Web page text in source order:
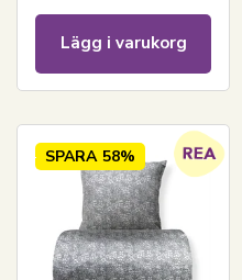
Lägg i varukorg
SPARA 58%